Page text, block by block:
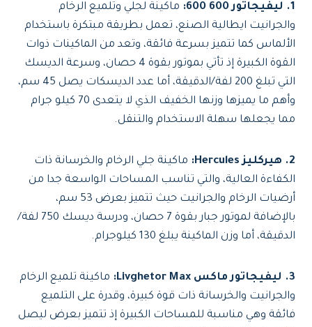
1. ليفيجاتور 600 600:
ماكينة لجلي وتلميع الرخام
والجرانيت ايطالية الصنع، تعمل بطريقة مبتكرة باستخدام
الألماس كما تتميز بسرعة فائقة، وتعد من الماكينات ذوات
القوة الكبيرة إذ تأتي بموتور بقوة 4 حصان، وسرعة الديسك
التي تبلغ 200 لفة/الدقيقة، أما عدد الديسكات يصل 45 سم،
وأهم ما يميزها وزنها الخفيف الذي لا يتعدى 70 كيلو جرام
مما يجعلها سهلة الاستخدام والتنقل.
2. هيركليز Hercules
: ماكينة جلي الرخام والخرسانة ذات
الكفاءة العالية، والتي تناسب المساحات الواسعة جدا من
أرضيات الرخام والجرانيت حيث تتميز بعرض 53 سم،
بالإضافة لموتور جبار بقوة 7 حصان، ودرسة ديسك 750 لفة/
الدقيقة، أما وزن الماكينة يبلغ 130 كيلوجرام.
3. ليفيجاتور ماكس Livghetor Max:
ماكينة تلميع الرخام
والجرانيت والخرسانة ذات قوة كبيرة، وقدرة على التلميع
فائقة وهي مناسبة للمساحات الكبيرة إذ تتميز بعرض ليصل